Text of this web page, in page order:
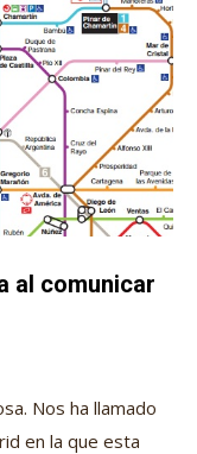
al comunicar
Nos ha llamado
en la que esta